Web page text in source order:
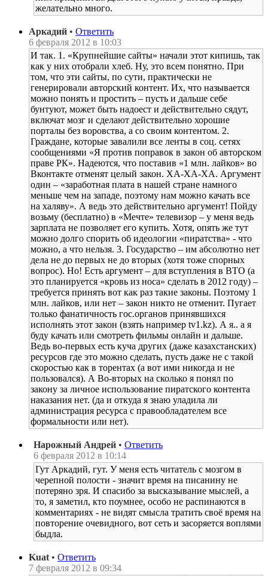
желательно много.
Аркадий • Ответить
6 февраля 2012 в 10:03
И так. 1. «Крупнейшие сайты» начали этот кипишь, так
как у них отобрали хлеб. Ну, это всем понятно. При
том, что эти сайты, по сути, практически не
генерировали авторский контент. Их, что называется
можно понять и простить – пусть и дальше себе
бунтуют, может быть надоест и действительно сядут,
включат мозг и сделают действительно хорошие
порталы без воровства, а со своим контентом. 2.
Граждане, которые завалили все ленты в соц. сетях
сообщениями «Я против поправок в закон об авторском
праве РК». Надеются, что поставив «1 млн. лайков» во
Вконтакте отменят целый закон. ХА-ХА-ХА. Аргумент
один – «заработная плата в нашей стране намного
меньше чем на западе, поэтому нам можно качать все
на халяву». А ведь это действительно аргумент! Пойду
возьму (бесплатно) в «Мечте» телевизор – у меня ведь
зарплата не позволяет его купить. Хотя, опять же тут
можно долго спорить об идеологии «пиратства» - что
можно, а что нельзя. 3. Государство – им абсолютно нет
дела не до первых не до вторых (хотя тоже спорных
вопрос). Но! Есть аргумент – для вступления в ВТО (а
это планируется «кровь из носа» сделать в 2012 году) –
требуется принять вот как раз такие законы. Поэтому 1
млн. лайков, или нет – закон никто не отменит. Пугает
только фанатичность гос.органов принявшихся
исполнять этот закон (взять например tv1.kz). А я.. а я
буду качать или смотреть фильмы онлайн и дальше.
Ведь во-первых есть куча других (даже казахстанских)
ресурсов где это можно сделать, пусть даже не с такой
скоростью как в торентах (а вот ими никогда и не
пользовался). А Во-вторых на сколько я понял по
закону за личное использование пиратского контента
наказания нет. (да и откуда я знаю уладила ли
администрация ресурса с правообладателем все
формальности или нет).
Нарожный Андрей • Ответить
6 февраля 2012 в 10:14
Гут Аркадий, гут. У меня есть читатель с мозгом в
черепной полости - значит время на писанину не
потеряно зря. И спасибо за высказывание мыслей, а
то, я заметил, кто поумнее, особо не распинаются в
комментариях - не видят смысла тратить своё время на
повторение очевидного, вот сеть и засоряется воплями
быдла.
Kuat • Ответить
7 февраля 2012 в 09:34